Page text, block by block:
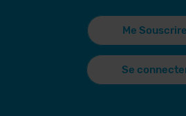
Me Souscrire
Se